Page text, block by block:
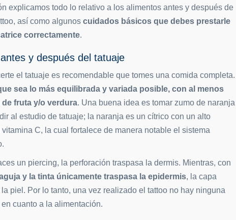
explicamos todo lo relativo a los alimentos antes y después de
así como algunoscuidados básicos que debes prestarle
correctamente.
y después del tatuaje
el tatuaje es recomendable que tomes una comida completa.
sea lo más equilibrada y variada posible, con al menos
fruta y/o verdura. Una buena idea es tomar zumo de naranja
al estudio de tatuaje; la naranja es un cítrico con un alto
C, la cual fortalece de manera notable el sistema
un piercing, la perforación traspasa la dermis. Mientras, con
y la tinta únicamente traspasa la epidermis, la capa
piel. Por lo tanto, una vez realizado el tattoo no hay ninguna
cuanto a la alimentación.